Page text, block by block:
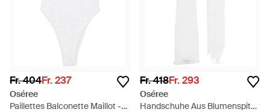
Fr. 404Fr. 237
Oséree
Paillettes Balconette Maillot -
Fr. 418Fr. 293
Oséree
Handschuhe Aus Blumenspitze